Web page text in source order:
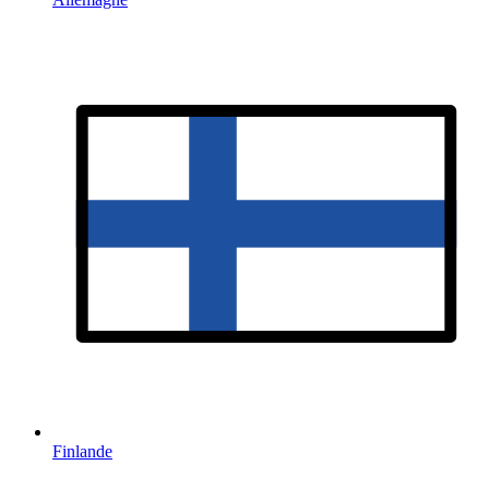
Finlande